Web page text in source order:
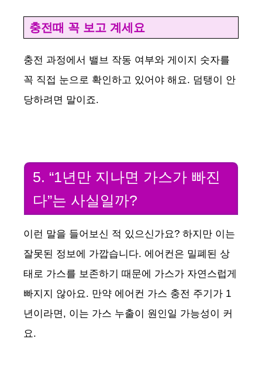
충전때 꼭 보고 계세요
충전 과정에서 밸브 작동 여부와 게이지 숫자를
꼭 직접 눈으로 확인하고 있어야 해요. 덤탱이 안
당하려면 말이죠.
5. “1년만 지나면 가스가 빠진
다”는 사실일까?
이런 말을 들어보신 적 있으신가요? 하지만 이는
잘못된 정보에 가깝습니다. 에어컨은 밀폐된 상
태로 가스를 보존하기 때문에 가스가 자연스럽게
빠지지 않아요. 만약 에어컨 가스 충전 주기가 1
년이라면, 이는 가스 누출이 원인일 가능성이 커
요.